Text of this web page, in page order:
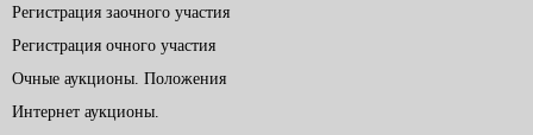
Регистрация заочного участия
Регистрация очного участия
Очные аукционы. Положения
Интернет аукционы.